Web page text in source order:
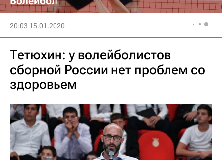
20:03 15.01.2020
Тетюхин: у волейболистов
сборной России нет проблем со
здоровьем